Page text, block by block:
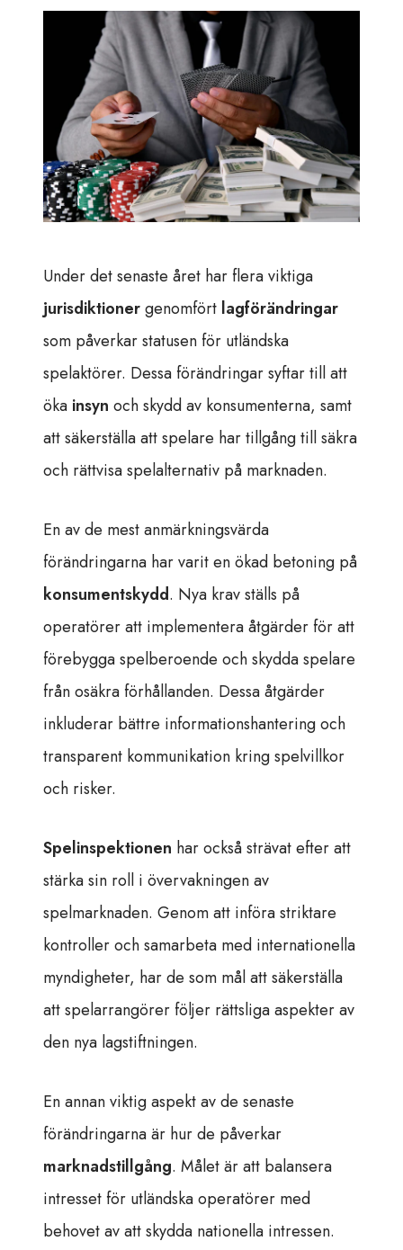
Under det senaste året har flera viktiga
jurisdiktionergenomfört lagförändringar
som påverkar statusen för utländska
spelaktörer. Dessa förändringar syftar till att
öka insyn och skydd av konsumenterna, samt
att säkerställa att spelare har tillgång till säkra
och rättvisa spelalternativ på marknaden.
En av de mest anmärkningsvärda
förändringarna har varit en ökad betoning på
konsumentskydd. Nya krav ställs på
operatörer att implementera åtgärder för att
förebygga spelberoende och skydda spelare
från osäkra förhållanden. Dessa åtgärder
inkluderar bättre informationshantering och
transparent kommunikation kring spelvillkor
och risker.
Spelinspektionen har också strävat efter att
stärka sin roll i övervakningen av
spelmarknaden. Genom att införa striktare
kontroller och samarbeta med internationella
myndigheter, har de som mål att säkerställa
att spelarrangörer följer rättsliga aspekter av
den nya lagstiftningen.
En annan viktig aspekt av de senaste
förändringarna är hur de påverkar
marknadstillgång. Målet är att balansera
intresset för utländska operatörer med
behovet av att skydda nationella intressen.